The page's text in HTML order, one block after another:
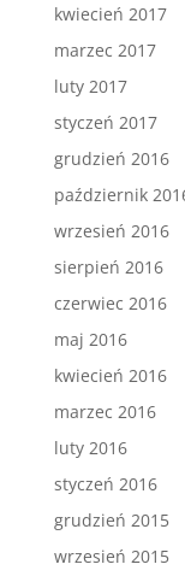
kwiecień 2017
marzec 2017
luty 2017
styczeń 2017
grudzień 2016
październik
wrzesień 2016
sierpień 2016
czerwiec 2016
maj 2016
kwiecień 2016
marzec 2016
luty 2016
styczeń 2016
grudzień 2015
wrzesień 2015